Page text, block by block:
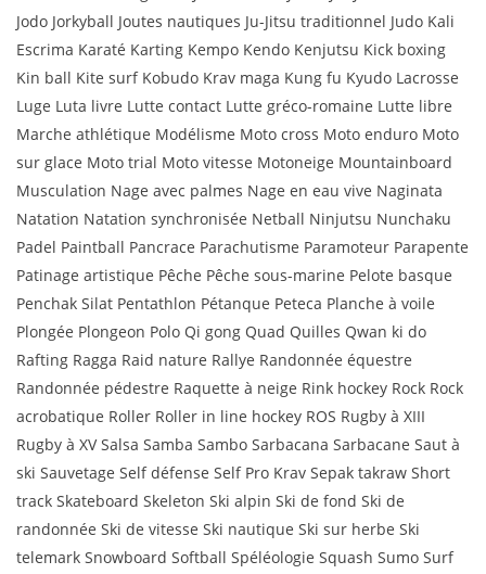
Jodo Jorkyball Joutes nautiques Ju-Jitsu traditionnel Judo Kali
Escrima Karaté Karting Kempo Kendo Kenjutsu Kick boxing
Kin ball Kite surf Kobudo Krav maga Kung fu Kyudo Lacrosse
Luge Luta livre Lutte contact Lutte gréco-romaine Lutte libre
Marche athlétique Modélisme Moto cross Moto enduro Moto
sur glace Moto trial Moto vitesse Motoneige Mountainboard
Musculation Nage avec palmes Nage en eau vive Naginata
Natation Natation synchronisée Netball Ninjutsu Nunchaku
Padel Paintball Pancrace Parachutisme Paramoteur Parapente
Patinage artistique Pêche Pêche sous-marine Pelote basque
Penchak Silat Pentathlon Pétanque Peteca Planche à voile
Plongée Plongeon Polo Qi gong Quad Quilles Qwan ki do
Rafting Ragga Raid nature Rallye Randonnée équestre
Randonnée pédestre Raquette à neige Rink hockey Rock Rock
acrobatique Roller Roller in line hockey ROS Rugby à XIII
Rugby à XV Salsa Samba Sambo Sarbacana Sarbacane Saut à
ski Sauvetage Self défense Self Pro Krav Sepak takraw Short
track Skateboard Skeleton Ski alpin Ski de fond Ski de
randonnée Ski de vitesse Ski nautique Ski sur herbe Ski
telemark Snowboard Softball Spéléologie Squash Sumo Surf